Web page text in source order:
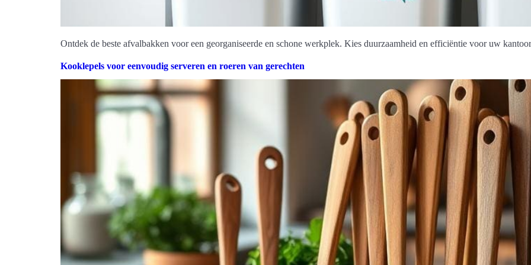
Ontdek de beste afvalbakken voor een georganiseerde en schone werkplek. Kies duurzaamheid en efficiëntie voor uw
Kooklepels voor eenvoudig serveren en roeren van gerechten